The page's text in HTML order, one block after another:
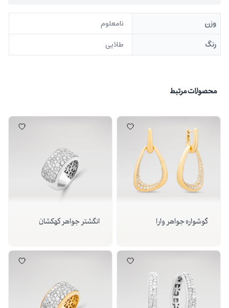
وزن
نامعلوم
رنگ
طلایی
محصولات مرتبط
گوشواره جواهر وارا انگشتر جواهر کهکشان